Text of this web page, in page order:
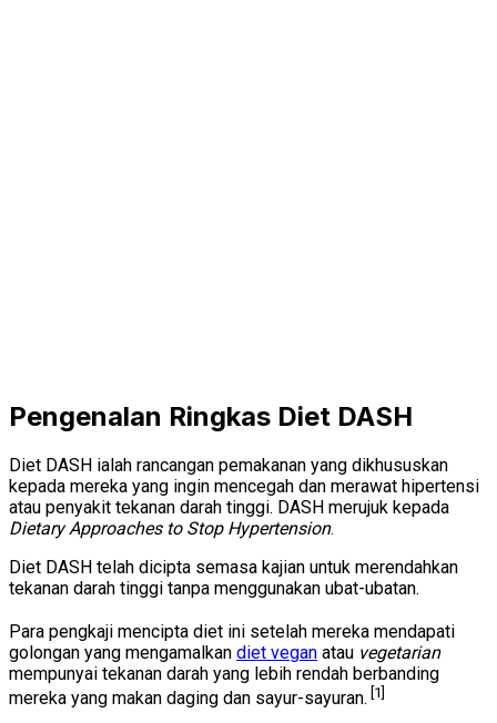
Pengenalan Ringkas Diet DASH
Diet DASH ialah rancangan pemakanan yang dikhususkan
kepada mereka yang ingin mencegah dan merawat hipertensi
atau penyakit tekanan darah tinggi. DASH merujuk kepada
Dietary Approaches to Stop Hypertension.
Diet DASH telah dicipta semasa kajian untuk merendahkan
tekanan darah tinggi tanpa menggunakan ubat-ubatan.
Para pengkaji mencipta diet ini setelah mereka mendapati
golongan yang mengamalkan diet vegan atau vegetarian
mempunyai tekanan darah yang lebih rendah berbanding
mereka yang makan daging dan sayur-sayuran. [1]